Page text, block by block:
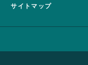
サイトマップ